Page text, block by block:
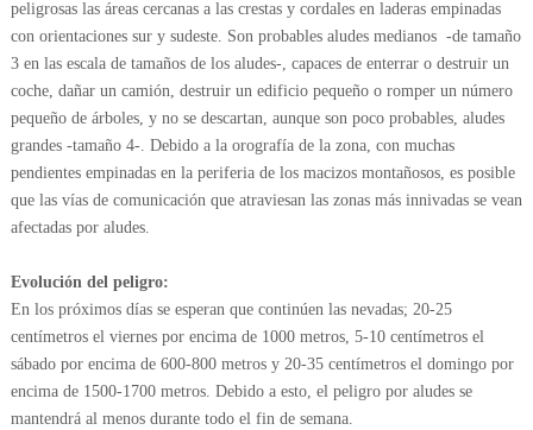
peligrosas las áreas cercanas a las crestas y cordales en laderas empinadas
con orientaciones sur y sudeste. Son probables aludes medianos -de tamaño
3 en las escala de tamaños de los aludes-, capaces de enterrar o destruir un
coche, dañar un camión, destruir un edificio pequeño o romper un número
pequeño de árboles, y no se descartan, aunque son poco probables, aludes
grandes -tamaño 4-. Debido a la orografía de la zona, con muchas
pendientes empinadas en la periferia de los macizos montañosos, es posible
que las vías de comunicación que atraviesan las zonas más innivadas se vean
afectadas por aludes.
Evolución del peligro:
En los próximos días se esperan que continúen las nevadas; 20-25
centímetros el viernes por encima de 1000 metros, 5-10 centímetros el
sábado por encima de 600-800 metros y 20-35 centímetros el domingo por
encima de 1500-1700 metros. Debido a esto, el peligro por aludes se
mantendrá al menos durante todo el fin de semana.